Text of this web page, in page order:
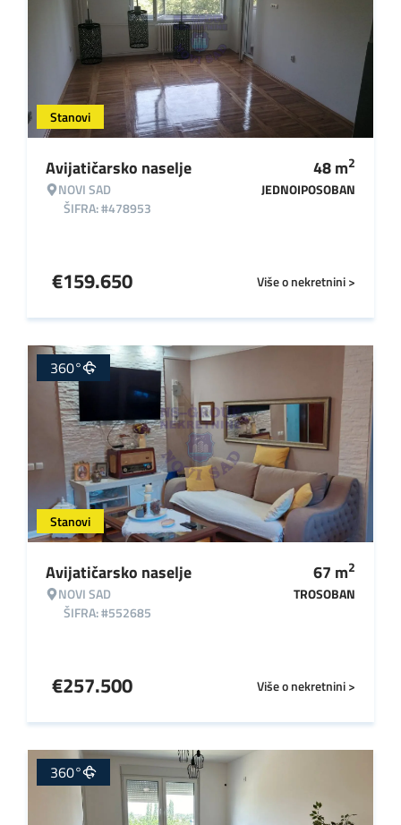
Stanovi
Avijatičarsko naselje
NOVI SAD
ŠIFRA: #478953
48m2
JEDNOIPOSOBAN
Više o nekretnini >
€159.650
Stanovi
360°
Avijatičarsko naselje
NOVI SAD
ŠIFRA: #552685
67 m2
TROSOBAN
Više o nekretnini >
€257.500
360°